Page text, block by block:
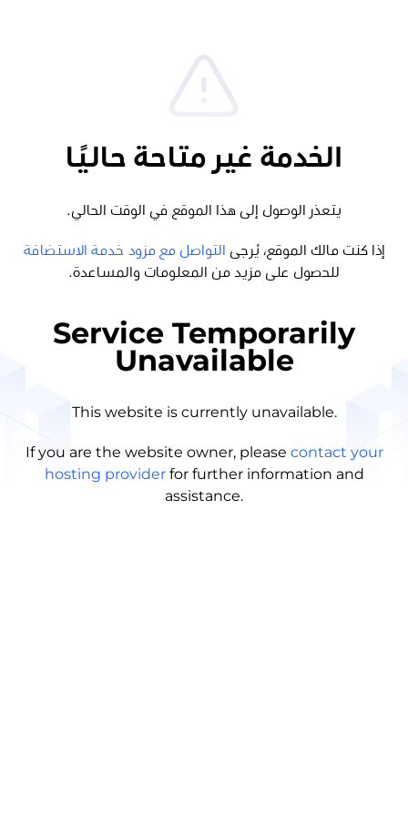
الخدمة غير متاحة حاليًا
يتعذر الوصول إلى هذا الموقع في الوقت الحالي.
إذا كنت مالك الموقع، يُرجى
التواصل مع مزود خدمة الاستضافة
للحصول على مزيد من المعلومات والمساعدة.
Service Temporarily
Unavailable
This website is currently unavailable.
If you are the website owner, please contact your
hosting provider for further information and
assistance.